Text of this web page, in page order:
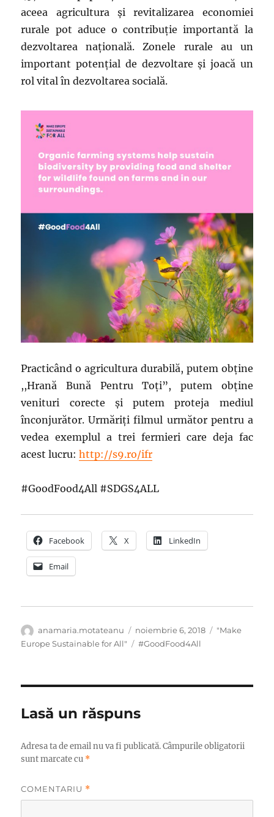
aceea agricultura şi revitalizarea economiei
rurale pot aduce o contribuţie importantă la
dezvoltarea naţională. Zonele rurale au un
important potenţial de dezvoltare şi joacă un
rol vital în dezvoltarea socială.
Practicând o agricultura durabilă, putem obţine
,,Hrană Bună Pentru Toţi”, putem obţine
venituri corecte şi putem proteja mediul
înconjurător. Urmăriţi filmul următor pentru a
vedea exemplul a trei fermieri care deja fac
acest lucru:http://s9.ro/ifr
#GoodFood4All #SDGS4ALL
Facebook X LinkedIn
Email
Autor
anamaria.motateanu
Publicat
pe
noiembrie 6, 2018 Categorii
"Make
Europe Sustainable for All"
Etichete
#GoodFood4All
Lasă un răspuns
Adresa ta de email nu va fi publicată. Câmpurile obligatorii
sunt marcate cu *
COMENTARIU *